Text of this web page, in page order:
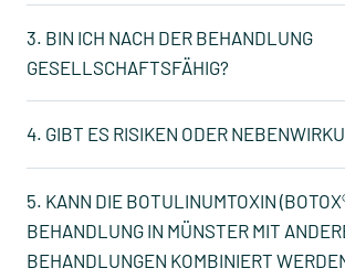
3. BIN ICH NACH DER BEHANDLUNG
GESELLSCHAFTSFÄHIG?
4. GIBT ES RISIKEN ODER
5. KANN DIE BOTULINUMTOXIN
BEHANDLUNG IN MÜNSTER MIT
BEHANDLUNGEN KOMBINIERT